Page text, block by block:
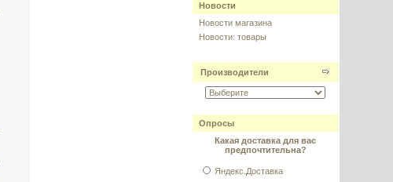
Новости
Новости магазина
Новости: товары
Производители
Опросы
Какая доставка для вас
предпочтительна?
Яндекс.Доставка